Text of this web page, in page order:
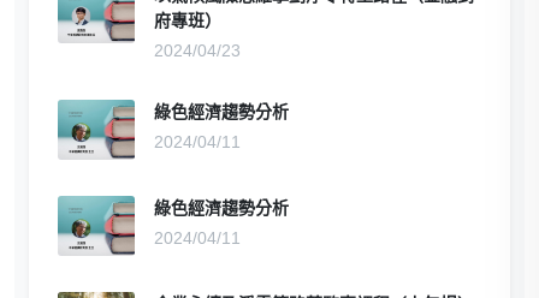
府專班）
2024/04/23
綠色經濟趨勢分析
2024/04/11
綠色經濟趨勢分析
2024/04/11